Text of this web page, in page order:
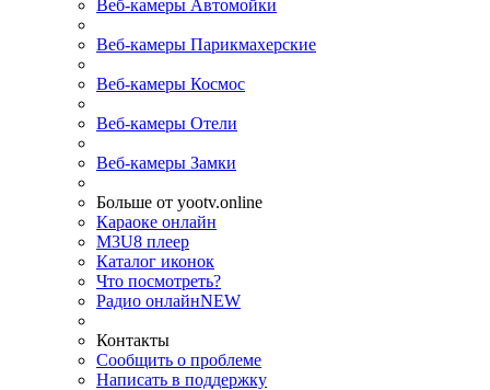
Веб-камеры Автомойки
Веб-камеры Парикмахерские
Веб-камеры Космос
Веб-камеры Отели
Веб-камеры Замки
Больше от yootv.online
Караоке онлайн
M3U8 плеер
Каталог иконок
Что посмотреть?
Радио онлайнNEW
Контакты
Сообщить о проблеме
Написать в поддержку